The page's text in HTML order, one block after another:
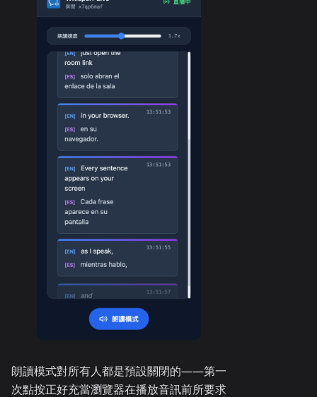
朗讀模式對所有人都是預設關閉的——第一
次點按正好充當瀏覽器在播放音訊前所要求